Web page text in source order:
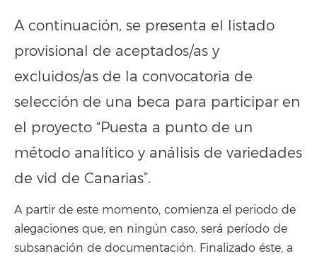
A continuación, se presenta el listado
provisional de aceptados/as y
excluidos/as de la convocatoria de
selección de una beca para participar en
el proyecto “Puesta a punto de un
método analítico y análisis de variedades
de vid de Canarias”.
A partir de este momento, comienza el periodo de
alegaciones que, en ningún caso, será período de
subsanación de documentación. Finalizado éste, a